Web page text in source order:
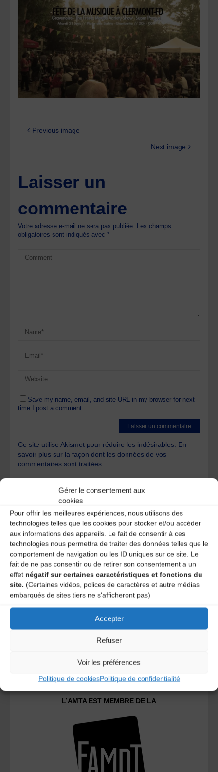
Gérer le consentement aux
cookies
Pour offrir les meilleures expériences, nous utilisons des
technologies telles que les cookies pour stocker et/ou accéder
aux informations des appareils. Le fait de consentir à ces
technologies nous permettra de traiter des données telles que le
comportement de navigation ou les ID uniques sur ce site. Le
fait de ne pas consentir ou de retirer son consentement a un
effet négatif sur certaines caractéristiques et fonctions du
site. (Certaines vidéos, polices de caractères et autre médias
embarqués de sites tiers ne s'afficheront pas)
Accepter
Refuser
Voir les préférences
Politique de cookiesPolitique de confidentialité
Previous image
Next image
Laisser un
commentaire
Votre adresse e-mail ne sera pas publiée. Les champs
obligatoires sont indiqués avec*
Save my name, email, and site URL in my browser for next
time I post a comment.
Ce site utilise Akismet pour réduire les indésirables. En
savoir plus sur la façon dont les données de vos
commentaires sont traitées.
A DECOUVRIR :
L’AMTA EST MEMBRE DE LA